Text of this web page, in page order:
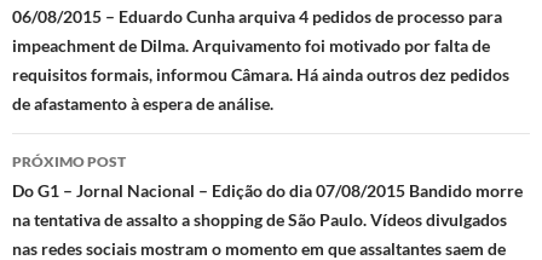
de
posts
06/08/2015 – Eduardo Cunha arquiva 4 pedidos de processo para
impeachment de Dilma. Arquivamento foi motivado por falta de
requisitos formais, informou Câmara. Há ainda outros dez pedidos
de afastamento à espera de análise.
PRÓXIMO POST
Do G1 – Jornal Nacional – Edição do dia 07/08/2015 Bandido morre
na tentativa de assalto a shopping de São Paulo. Vídeos divulgados
nas redes sociais mostram o momento em que assaltantes saem de